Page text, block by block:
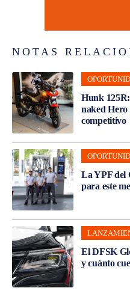
NOTAS
Hunk
naked Hero
competitivo
La YPF del
para este
El DFSK
y cuánto